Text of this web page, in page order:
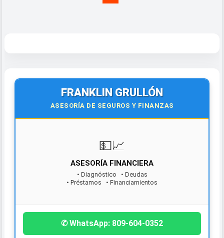
FRANKLIN GRULLÓN
ASESORÍA DE SEGUROS Y FINANZAS
💵📈
ASESORÍA FINANCIERA
• Diagnóstico • Deudas
• Préstamos • Financiamientos
¡Contáctanos hoy!
✆ WhatsApp: 809-604-0352